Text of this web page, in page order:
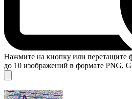
Нажмите на кнопку или перетащите
до 10 изображений в формате PNG,